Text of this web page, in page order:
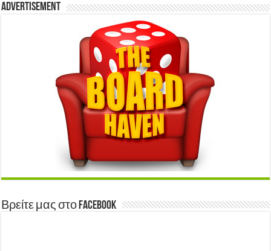
Advertisement
Βρείτε μας στο Facebook